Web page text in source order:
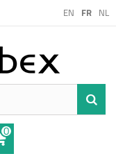
EN FR NL
0